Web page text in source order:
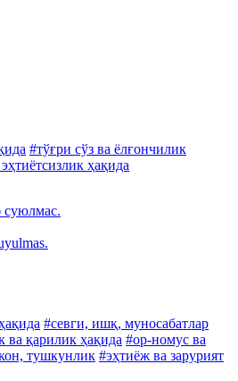
#тўғри сўз ва ёлғончилик
ҳақида
#севги, ишқ, муносабатлар
ва қарилик ҳақида #ор-номус ва
тушкунлик #эҳтиёж ва зарурият